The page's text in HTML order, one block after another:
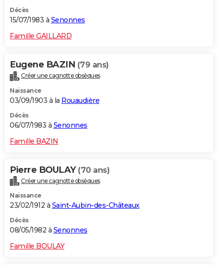
Décès
15/07/1983 à Senonnes
Famille GAILLARD
Eugene BAZIN (79 ans)
Créer une cagnotte obsèques
Naissance
03/09/1903 à la Rouaudière
Décès
06/07/1983 à Senonnes
Famille BAZIN
Pierre BOULAY (70 ans)
Créer une cagnotte obsèques
Naissance
23/02/1912 à Saint-Aubin-des-Châteaux
Décès
08/05/1982 à Senonnes
Famille BOULAY